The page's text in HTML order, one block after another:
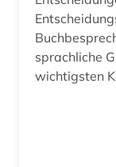
Buchbesprechungen, H.
sprachliche
wichtigsten